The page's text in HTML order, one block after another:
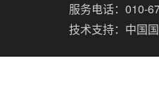
服务电话：010-
技术支持： 中国